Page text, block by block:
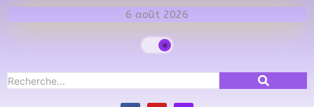
6 août 2026